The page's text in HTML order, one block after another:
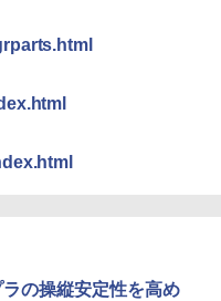
の操縦安定性を高め